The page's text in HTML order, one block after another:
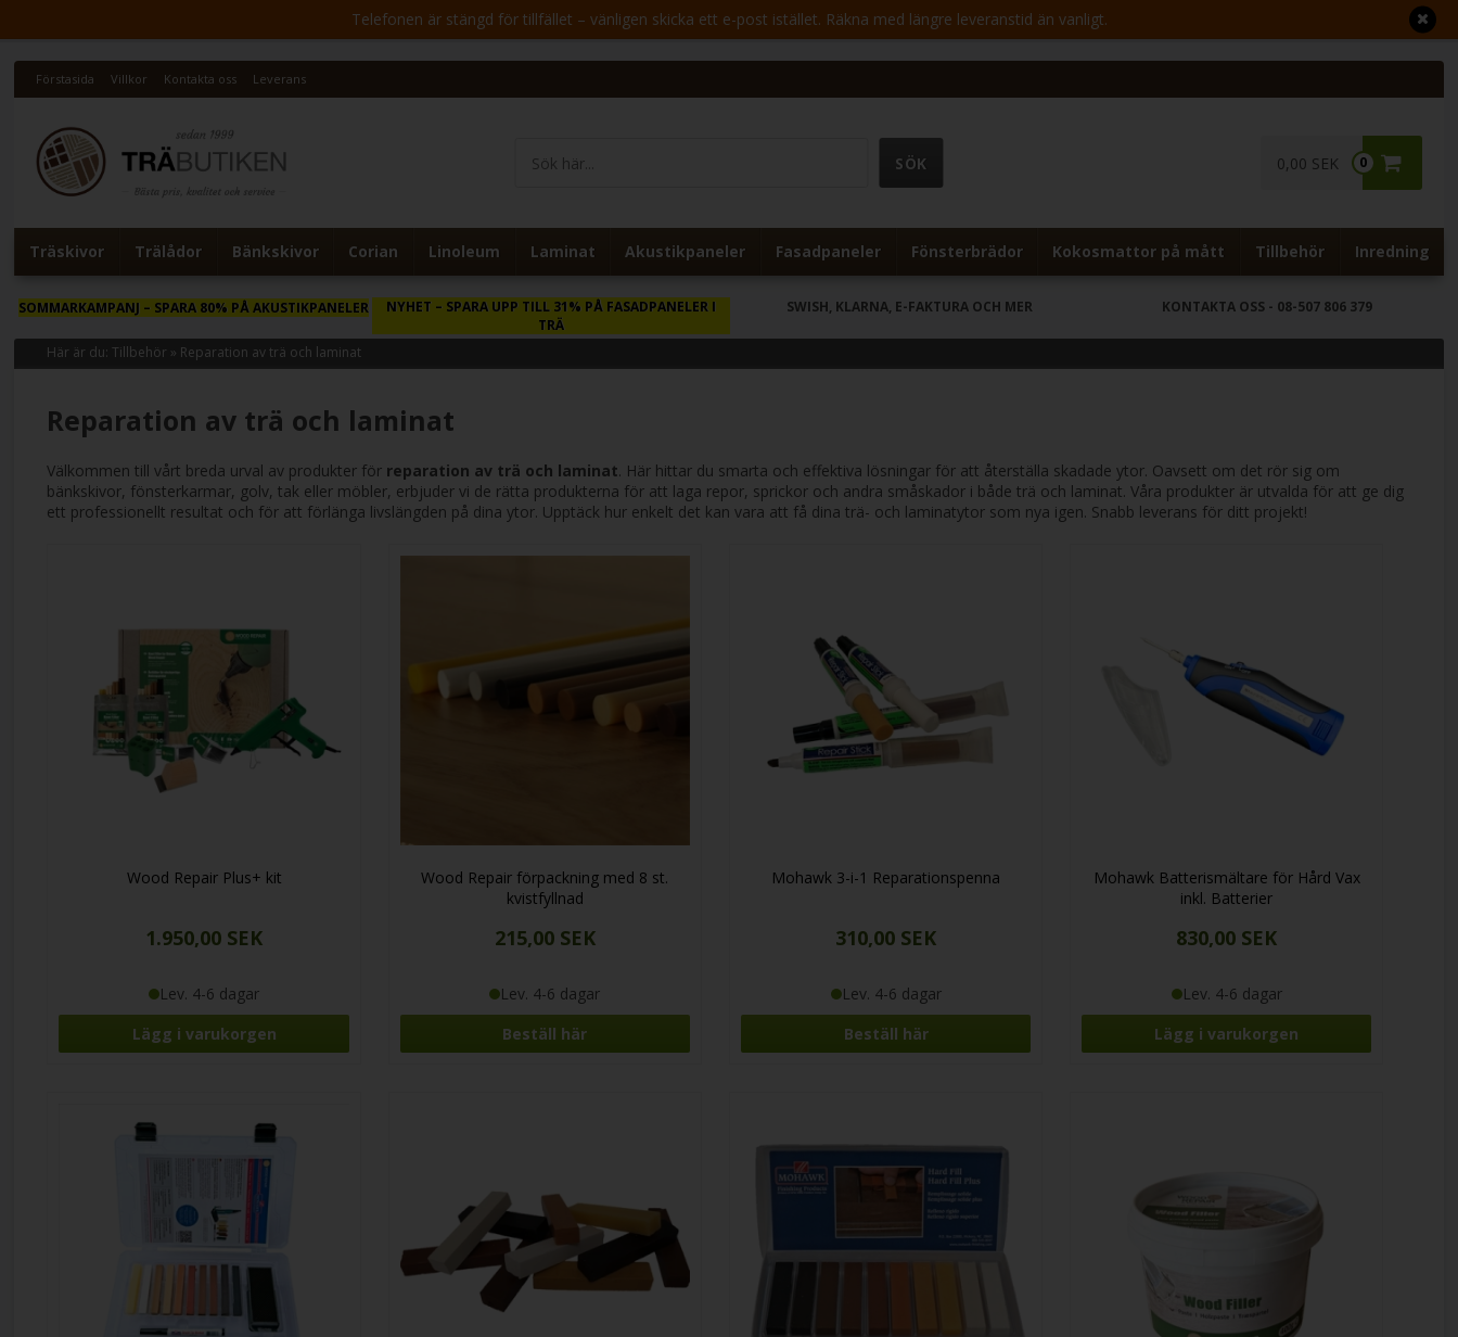
Telefonen är stängd för tillfället – vänligen skicka ett e-post istället. Räkna med längre leveranstid än vanligt.
Förstasida Villkor Kontakta oss Leverans
0
0,00 SEK
Träskivor Trälådor Bänkskivor Corian Linoleum Laminat Akustikpaneler Fasadpaneler Fönsterbrädor Kokosmattor på mått Tillbehör Inredning
SOMMARKAMPANJ– SPARA 80% PÅ AKUSTIKPANELER NYHET – SPARA UPP TILL 31% PÅ FASADPANELER I
TRÄ
SWISH, KLARNA, E-FAKTURA OCH MER KONTAKTA OSS - 08-507 806 379
Här är du:Tillbehör » Reparation av trä och laminat
Reparation av trä och laminat
Välkommen till vårt breda urval av produkter för reparation av trä och laminat. Här hittar du smarta och effektiva lösningar för att återställa skadade ytor. Oavsett om det rör sig om
bänkskivor, fönsterkarmar, golv, tak eller möbler, erbjuder vi de rätta produkterna för att laga repor, sprickor och andra småskador i både trä och laminat. Våra produkter är utvalda för att ge dig
ett professionellt resultat och för att förlänga livslängden på dina ytor. Upptäck hur enkelt det kan vara att få dina trä- och laminatytor som nya igen. Snabb leverans för ditt projekt!
Wood Repair Plus+ kit
1.950,00 SEK
Lev. 4-6 dagar
Wood Repair förpackning med 8 st.
kvistfyllnad
215,00 SEK
Lev. 4-6 dagar
Beställ här
Mohawk 3-i-1 Reparationspenna
310,00 SEK
Lev. 4-6 dagar
Beställ här
Mohawk Batterismältare för Hård Vax
inkl. Batterier
830,00 SEK
Lev. 4-6 dagar